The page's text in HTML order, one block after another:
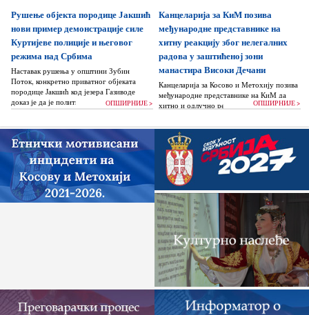
жигоше...
Рушење објекта породице Јакшић
нови пример демонстрације силе
Куртијеве полиције и његовог
режима над Србима
Наставак рушења у општини Зубин
Поток, конкретно приватног објеката
породице Јакшић код језера Газиводе
доказ је да је политика Аљбина Куртија...
ОПШИРНИЈЕ >
Канцеларија за КиМ позива
међународне представнике на
хитну реакцију због нелегалних
радова у заштићеној зони
манастира Високи Дечани
Канцеларија за Косово и Метохију позива
међународне представнике на КиМ да
хитно и одлучно реагују и да без
нелегалних грађевинских...
ОПШИРНИЈЕ >